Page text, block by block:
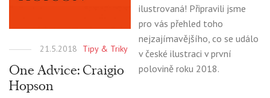
ilustrovaná! Připravili jsme
pro vás přehled toho
nejzajímavějšího, co se událo
v české ilustraci v první
polovině roku 2018.
21.5.2018 Tipy & Triky
One Advice: Craigio
Hopson